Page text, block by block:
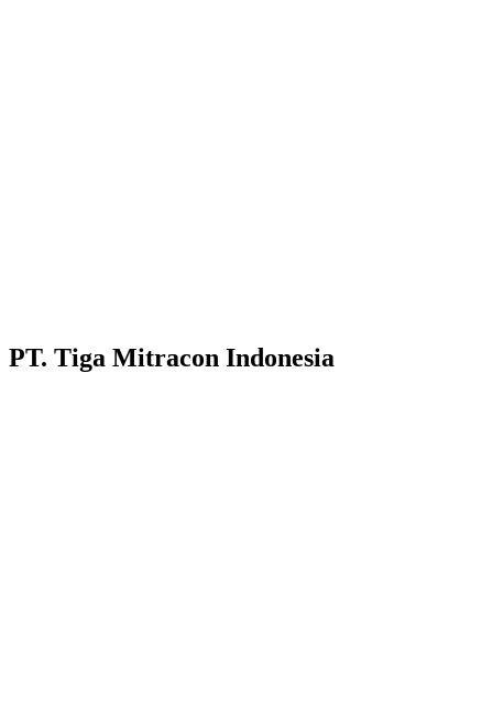
PT. Tiga Mitracon Indonesia